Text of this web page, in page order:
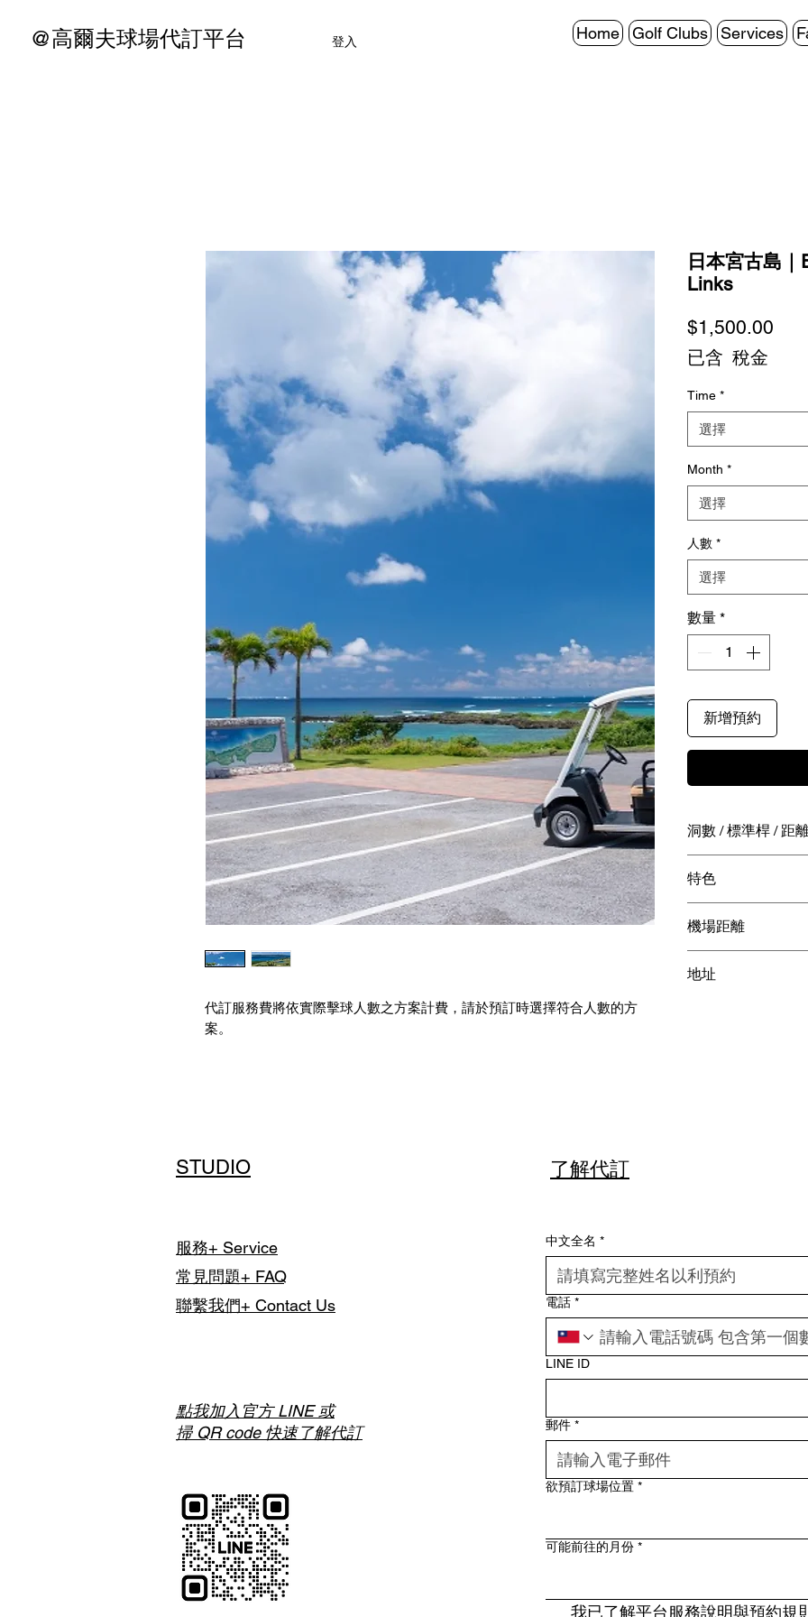
@高爾夫球場代訂平台 登入 Home Golf Clubs Services
代訂服務費將依實際擊球人數之方案計費，請於預訂時選擇符合人數的方
案。
預約完成後，我們將透過 Email 通知您最終確認之「實際擊球時間」。
日本宮古島
Links
$1,500.00
已含 稅金
Time *
選擇
Month *
選擇
人數 *
選擇
數量 *
新增預約
洞數 / 標準桿 / 距
特色
機場距離
地址
STUDIO 了解代訂
服務+ Service
常見問題+ FAQ
聯繫我們+ Contact Us
中文全名 *
電話 *
LINE ID
郵件 *
欲預訂球場位置 *
可能前往的月份 *
我已了解平台服務說明與預約規
點我加入官方 LINE 或
掃 QR code 快速了解代訂